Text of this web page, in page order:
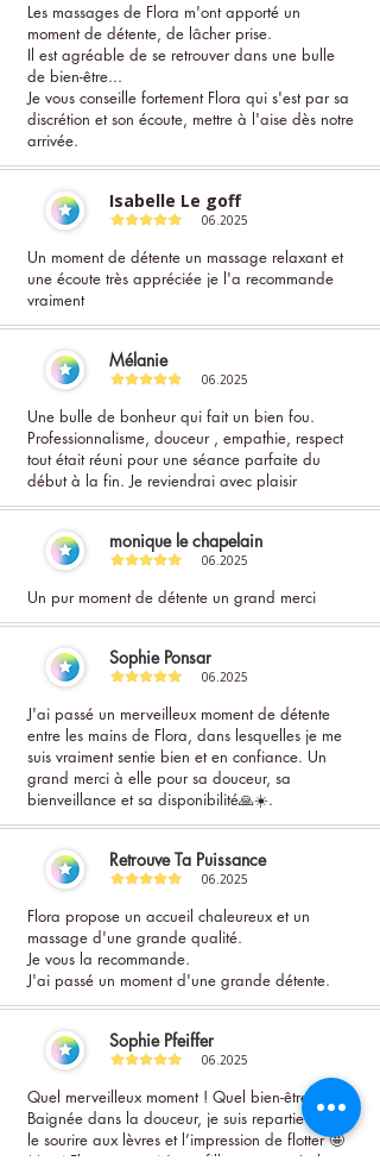
Les massages de Flora m'ont apporté un
moment de détente, de lâcher prise.
Il est agréable de se retrouver dans une bulle
de bien-être...
Je vous conseille fortement Flora qui s'est par sa
discrétion et son écoute, mettre à l'aise dès notre
arrivée.
Isabelle Le goff
06.2025
Un moment de détente un massage relaxant et
une écoute très appréciée je l'a recommande
vraiment
Mélanie
06.2025
Une bulle de bonheur qui fait un bien fou.
Professionnalisme, douceur , empathie, respect
tout était réuni pour une séance parfaite du
début à la fin. Je reviendrai avec plaisir
monique le chapelain
06.2025
Un pur moment de détente un grand merci
Sophie Ponsar
06.2025
J'ai passé un merveilleux moment de détente
entre les mains de Flora, dans lesquelles je me
suis vraiment sentie bien et en confiance. Un
grand merci à elle pour sa douceur, sa
bienveillance et sa disponibilité🙏☀️.
Retrouve Ta Puissance
06.2025
Flora propose un accueil chaleureux et un
massage d'une grande qualité.
Je vous la recommande.
J'ai passé un moment d'une grande détente.
Sophie Pfeiffer
06.2025
Quel merveilleux moment ! Quel bien-être !
Baignée dans la douceur, je suis repartie avec
le sourire aux lèvres et l’impression de flotter 🤩
Merci Flora et merci à ma fille pour ce très beau